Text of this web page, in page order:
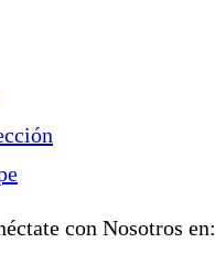
con Nosotros en: